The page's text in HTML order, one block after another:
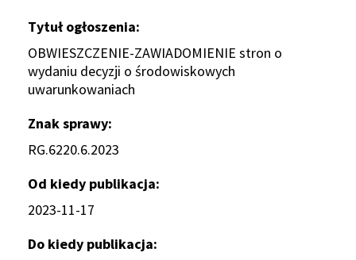
Tytuł ogłoszenia
OBWIESZCZENIE-ZAWIADOMIENIE stron o
wydaniu decyzji o środowiskowych
uwarunkowaniach
Znak sprawy
RG.6220.6.2023
Od kiedy publikacja
2023-11-17
Do kiedy publikacja